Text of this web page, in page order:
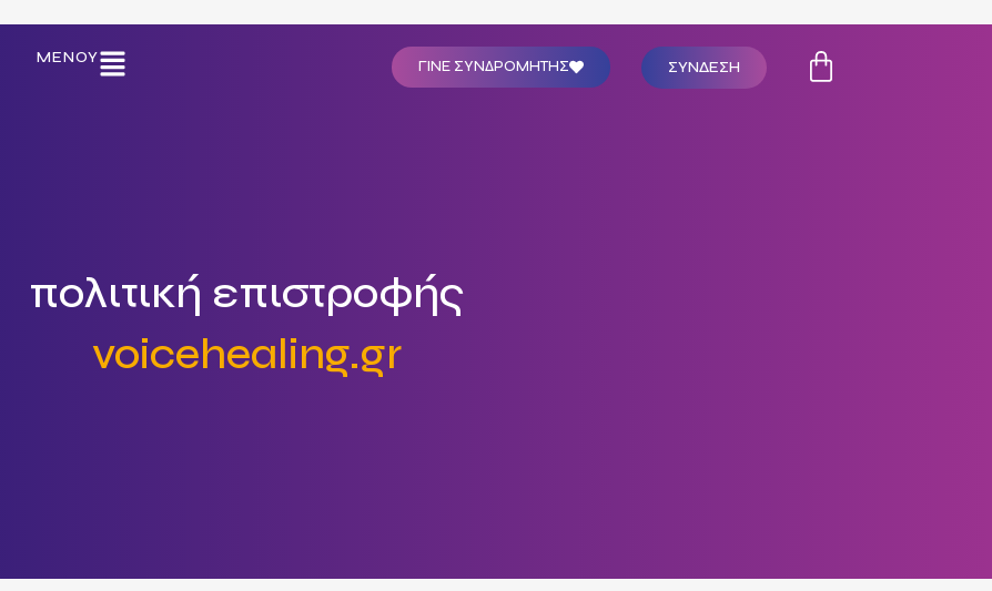
ΜΕΝΟΎ ΓΙΝΕ ΣΥΝΔΡΟΜΗΤΗΣ ΣΥΝΔΕΣΗ
πολιτική επιστροφής
voicehealing.gr